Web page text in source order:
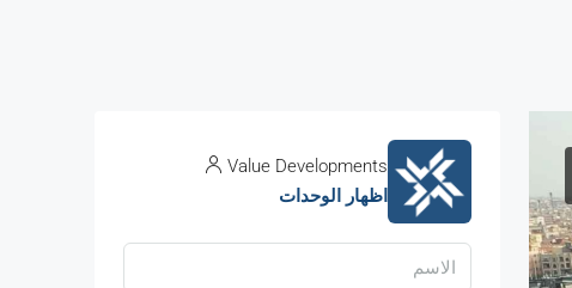
Value Developments
اظهار الوحدات